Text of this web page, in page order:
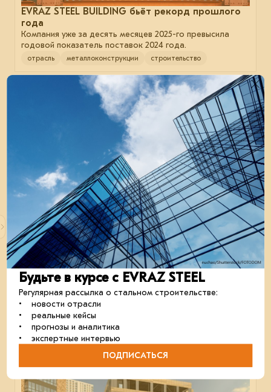
EVRAZ STEEL BUILDING бьёт рекорд прошлого
года
Компания уже за десять месяцев 2025-го превысила
годовой показатель поставок 2024 года.
отрасль металлоконструкции строительство
Проектировщики жилых зданий всё чаще
выбирают металл
Топ-50 лучших архитектурно-проектировочных бюро
России возглавляют компании, использующие стальные
конструкции в своих проектах.
отрасль металлоконструкции сталь
04 марта 2025
Будьте в курсе с EVRAZ STEEL
Регулярная рассылка о стальном строительстве:
• новости отрасли
• реальные кейсы
• прогнозы и аналитика
• экспертные интервью
ПОДПИСАТЬСЯ